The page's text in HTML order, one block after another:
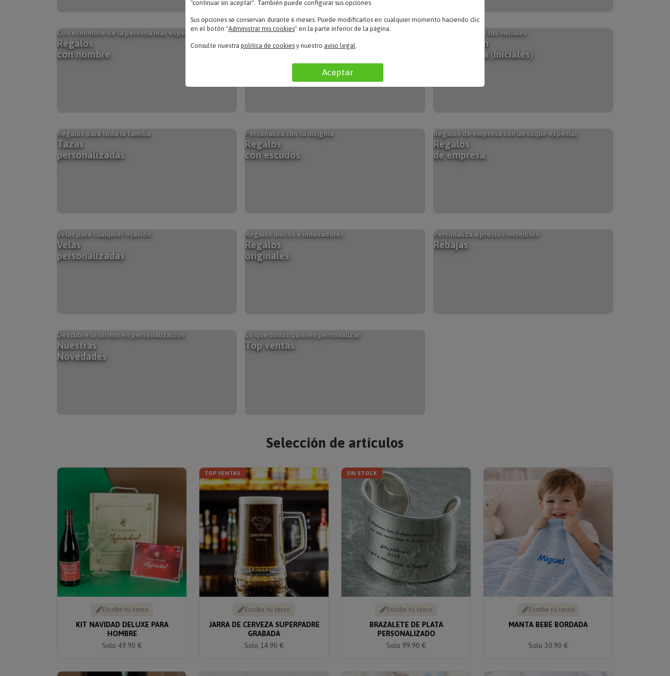
Con el nombre de la persona más especial
Regalos
con nombre
Los más emotivos de los pequeños artistas
Regalos con
Personaliza con tus iniciales
Regalos con
monograma (Iniciales)
Regalos para toda la familia
Tazas
personalizadas
Personaliza con tu insignia
Regalos
con escudos
Regalos de empresa con un toque especial
Regalos
de empresa
Velas para cualquier ocasión
Velas
personalizadas
Regalos únicos e innovadores
Regalos
originales
Personaliza a precios increíbles
Rebajas
Descubre lo último en personalización
Nuestras
Novedades
Lo que todos quieren personalizar
Top ventas
Selección de artículos
Escribe tu texto
KIT NAVIDAD DELUXE PARA
HOMBRE
Solo 49.90 €
TOP VENTAS
Escribe tu texto
JARRA DE CERVEZA SUPERPADRE
GRABADA
Solo 14.90 €
SIN STOCK
Escribe tu texto
BRAZALETE DE PLATA
PERSONALIZADO
Solo 99.90 €
Escribe tu texto
MANTA BEBÉ BORDADA
Solo 30.90 €
"continuar sin aceptar". También puede configurar sus opciones.
Sus opciones se conservan durante 6 meses. Puede modificarlos en cualquier momento haciendo clic
en el botón "Administrar mis cookies" en la parte inferior de la página.
Consulte nuestra política de cookies y nuestro aviso legal.
Aceptar